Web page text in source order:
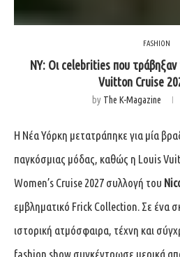
FASHION
NY: Οι celebrities που
Vuitton Cruise
by The K-Magazine
Η Νέα Υόρκη μετατράπηκε για μία
παγκόσμιας μόδας, καθώς η Louis
Women’s Cruise 2027 συλλογή του
εμβληματικό Frick Collection. Σε ένα
ιστορική ατμόσφαιρα, τέχνη και
fashion show συγκέντρωσε μερικά